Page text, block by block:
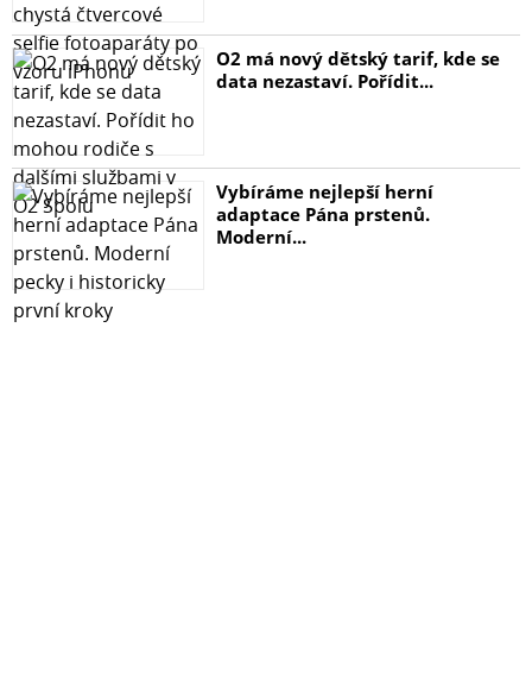
O2 má nový dětský tarif, kde se
data nezastaví. Pořídit...
Vybíráme nejlepší herní
adaptace Pána prstenů.
Moderní...